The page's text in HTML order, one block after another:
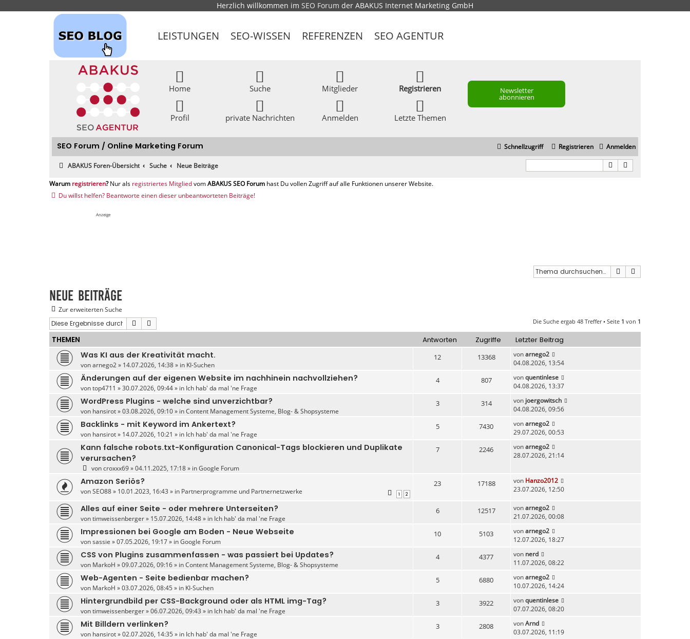
Herzlich willkommen im SEO Forum der ABAKUS Internet Marketing GmbH
LEISTUNGEN SEO-WISSEN REFERENZEN SEO AGENTUR
Home
Profil
Suche
private Nachrichten
Mitglieder
Anmelden
Registrieren
Letzte Themen
Newsletter
abonnieren
SEO Forum / Online Marketing Forum Schnellzugriff Anmelden
Registrieren
ABAKUS Foren-Übersicht Suche Neue Beiträge
registrieren
registriertes Mitglied
Du willst helfen? Beantworte einen dieser unbeantworteten Beiträge!
Anzeige
Suche
Neue Beiträge
Zur erweiterten Suche
Suche Die Suche ergab 48 Treffer • Seite 1 von 1
THEMEN Antworten Zugriffe Letzter Beitrag
Was KI aus der Kreativität macht.
vonarnego2» 14.07.2026, 14:38 » in KI-Suchen
12 13368 vonarnego2
04.08.2026, 13:54
Änderungen auf der eigenen Website im nachhinein nachvollziehen?
vontop4711 » 30.07.2026, 09:44 » in Ich hab' da mal 'ne Frage
4 807 vonquentinlese
04.08.2026, 13:37
WordPress Plugins - welche sind unverzichtbar?
von hansirot» 03.08.2026, 09:10 » inContent Management Systeme, Blog- & Shopsysteme
3 314 von joergowitsch
04.08.2026, 09:56
Backlinks - mit Keyword im Ankertext?
von hansirot» 14.07.2026, 10:21 » in Ich hab' da mal 'ne Frage
5 7430 vonarnego2
29.07.2026, 00:53
Kann falsche robots.txt-Konfiguration Canonical-Tags blockieren und Duplikate
verursachen?
voncroxxx69» 04.11.2025, 17:18 » inGoogle Forum
7 2246 vonarnego2
28.07.2026, 21:14
Amazon Seriös?
vonSEO88» 10.01.2023, 16:43 » in Partnerprogramme und Partnernetzwerke 1 2
23 17188 von Hanzo2012
23.07.2026, 12:50
Alles auf einer Seite - oder mehrere Unterseiten?
vontimweissenberger» 15.07.2026, 14:48 » in Ich hab' da mal 'ne Frage
6 12517 vonarnego2
21.07.2026, 00:08
Impressionen bei Google am Boden - Neue Webseite
vonsassie » 07.05.2026, 19:17 » inGoogle Forum
10 5103 vonarnego2
12.07.2026, 18:27
CSS von Plugins zusammenfassen - was passiert bei Updates?
von MarkoH » 09.07.2026, 09:16 » inContent Management Systeme, Blog- & Shopsysteme
4 4377 von nerd
11.07.2026, 08:22
Web-Agenten - Seite bedienbar machen?
von MarkoH » 03.07.2026, 08:45 » in KI-Suchen
5 6880 vonarnego2
10.07.2026, 14:24
Hintergrundbild per CSS-Background oder als HTML img-Tag?
vontimweissenberger» 06.07.2026, 09:43 » in Ich hab' da mal 'ne Frage
3 3922 vonquentinlese
07.07.2026, 08:20
Mit Billdern verlinken?
von hansirot» 02.07.2026, 14:35 » in Ich hab' da mal 'ne Frage
3 2808 vonArnd
03.07.2026, 11:19